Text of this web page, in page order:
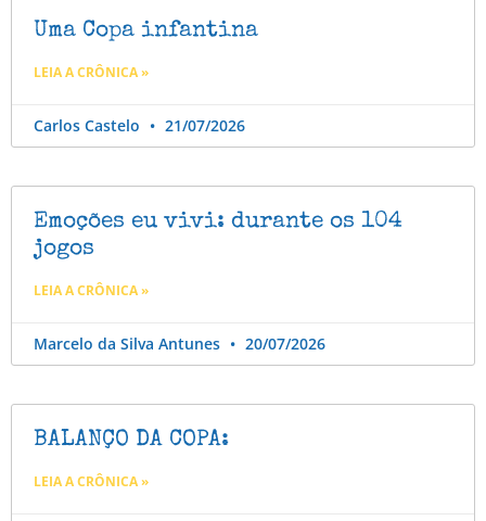
Uma Copa infantina
LEIA A CRÔNICA »
Carlos Castelo 21/07/2026
Emoções eu vivi: durante os 104
jogos
LEIA A CRÔNICA »
Marcelo da Silva Antunes 20/07/2026
BALANÇO DA COPA:
LEIA A CRÔNICA »